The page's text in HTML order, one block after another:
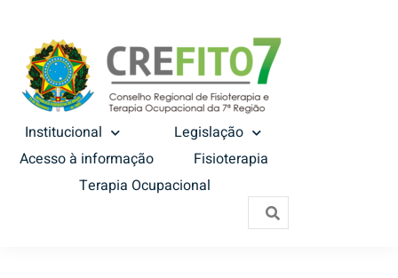
Institucional
Legislação
Acesso à informação
Fisioterapia
Terapia Ocupacional